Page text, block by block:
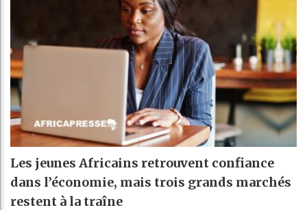
Les jeunes Africains retrouvent confiance
dans l’économie, mais trois grands marchés
restent à la traîne